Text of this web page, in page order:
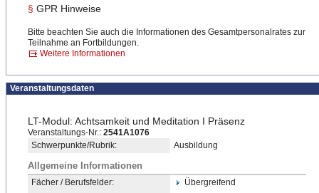
§ GPR Hinweise
Bitte beachten Sie auch die Informationen des Gesamtpersonalrates zur
Teilnahme an Fortbildungen.
Weitere Informationen
Veranstaltungsdaten
LT-Modul: Achtsamkeit und Meditation I Präsenz
Veranstaltungs-Nr.: 2541A1076
Schwerpunkte/Rubrik:
Ausbildung
Allgemeine Informationen
Fächer / Berufsfelder:
Übergreifend